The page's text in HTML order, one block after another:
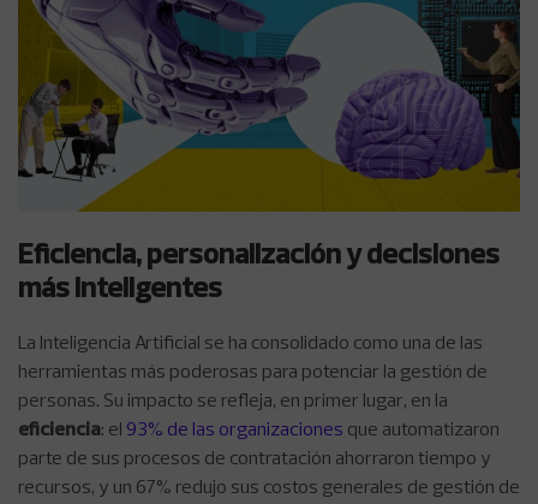
Eficiencia, personalización y decisiones
más inteligentes
La Inteligencia Artificial se ha consolidado como una de las
herramientas más poderosas para potenciar la gestión de
personas. Su impacto se refleja, en primer lugar, en la
eficiencia: el 93% de las organizaciones que automatizaron
parte de sus procesos de contratación ahorraron tiempo y
recursos, y un 67% redujo sus costos generales de gestión de